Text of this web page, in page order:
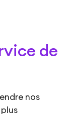
de
nos